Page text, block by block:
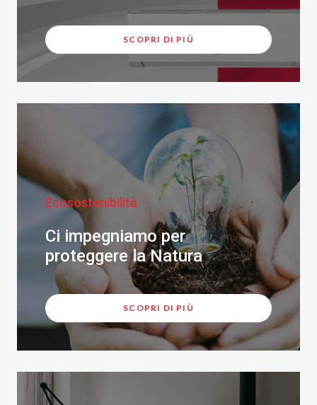
SCOPRI DI PIÙ
Ecosostenibilità
Ci impegniamo per
proteggere la Natura
SCOPRI DI PIÙ